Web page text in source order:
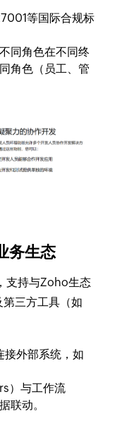
等国际合规标
同角色在不同终
角色（员工、管
务生态
，支持与Zoho生态
第三方工具（如
接外部系统，如
）与工作流
联动。